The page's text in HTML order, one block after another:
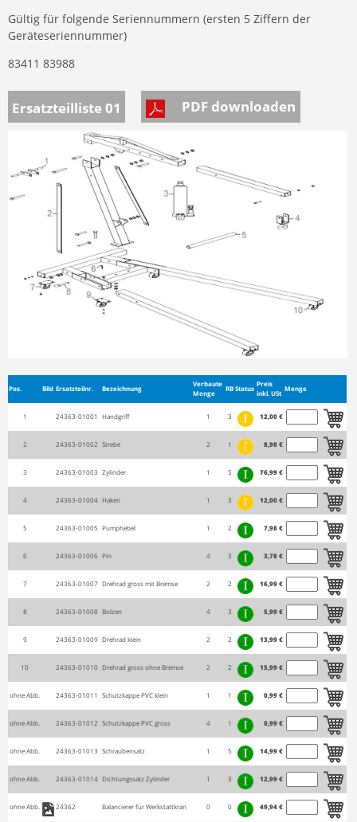
Gültig für folgende Seriennummern (ersten 5 Ziffern der
Geräteseriennummer)
83411 83988
Ersatzteilliste 01 PDF downloaden
Pos. Bild Ersatzteilnr. Bezeichnung
Verbaute
Menge
RBStatus
Preis
inkl. USt
Menge
1 24363-01001 Handgriff 1 3 12,00 €
2 24363-01002 Strebe 2 1 8,98 €
3 24363-01003 Zylinder 1 5 76,99 €
4 24363-01004 Haken 1 3 12,00 €
5 24363-01005 Pumphebel 1 2 7,98 €
6 24363-01006 Pin 4 3 3,78 €
7 24363-01007 Drehrad gross mit Bremse 2 2 16,99 €
8 24363-01008 Bolzen 4 3 5,99 €
9 24363-01009 Drehrad klein 2 2 13,99 €
10 24363-01010 Drehrad gross ohne Bremse 2 2 15,99 €
ohne Abb. 24363-01011 Schutzkappe PVC klein 1 1 0,99 €
ohne Abb. 24363-01012 Schutzkappe PVC gross 4 1 0,99 €
ohne Abb. 24363-01013 Schraubensatz 1 5 14,99 €
ohne Abb. 24363-01014 Dichtungssatz Zylinder 1 3 12,99 €
ohne Abb. 24362 Balancierer für Werkstattkran 0 0 49,94 €